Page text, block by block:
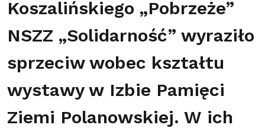
Koszalińskiego „Pobrzeże”
NSZZ „Solidarność” wyraziło
sprzeciw wobec kształtu
wystawy w Izbie Pamięci
Ziemi Polanowskiej. W ich